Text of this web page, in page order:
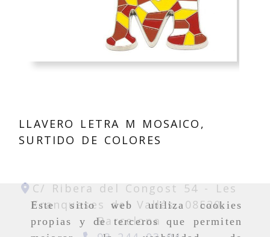
Este sitio web utiliza cookies
propias y de terceros que permiten
LLAVERO LETRA M MOSAICO,
SURTIDO DE COLORES
C/ Ribera del Congost 54 -
Les
Franqueses del Vallés, 08520,
Barcelona